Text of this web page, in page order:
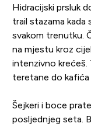
Hidracijski prsluk
trail stazama kada
svakom trenutku.
na mjestu kroz
intenzivno krećeš.
teretane do kafića
Šejkeri i boce
posljednjeg seta.